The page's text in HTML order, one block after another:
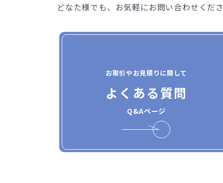
どなた様でも、お気軽にお問い合わせくだ
お取引やお見積りに関して
よくある質問
Q&Aページ